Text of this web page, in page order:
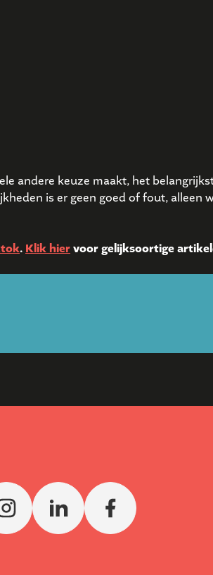
andere keuze maakt, het
is er geen goed of fout, alleen
. Klik hiervoor gelijksoortige